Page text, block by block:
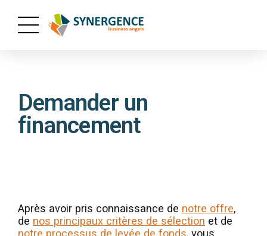
Demander un
financement
Après avoir pris connaissance de notre offre,
de nos principaux critères de sélection et de
notre processus de levée de fonds, vous